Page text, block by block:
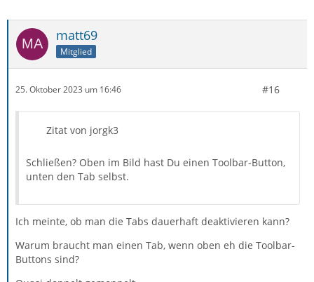
matt69
Mitglied
25. Oktober 2023 um 16:46 #16
Zitat von jorgk3
Schließen? Oben im Bild hast Du einen Toolbar-Button,
unten den Tab selbst.
Ich meinte, ob man die Tabs dauerhaft deaktivieren kann?
Warum braucht man einen Tab, wenn oben eh die Toolbar-
Buttons sind?